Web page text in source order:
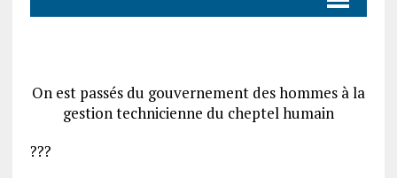
On est passés du gouvernement des hommes à la
gestion technicienne du cheptel humain
???